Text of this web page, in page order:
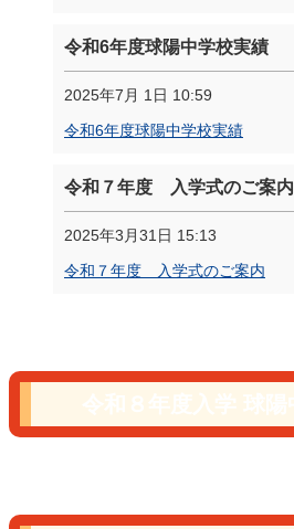
令和6年度球陽中学校実績
2025年7月 1日 10:59
令和6年度球陽中学校実績
令和７年度 入学式のご案内
2025年3月31日 15:13
令和７年度 入学式のご案内